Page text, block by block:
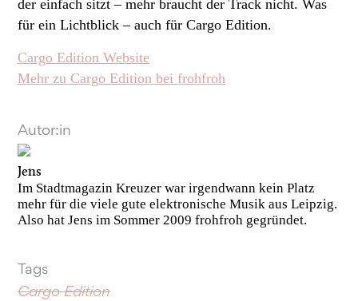
Autor:in
Jens
Im Stadtmagazin Kreuzer war irgendwann kein Platz
mehr für die viele gute elektronische Musik aus Leipzig.
Also hat Jens im Sommer 2009 frohfroh gegründet.
Tags
Cargo Edition
der einfach sitzt – mehr braucht der Track nicht. Was
für ein Lichtblick – auch für Cargo Edition.
Cargo Edition Website
Mehr zu Cargo Edition bei frohfroh